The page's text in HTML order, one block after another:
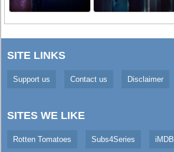
SITE LINKS
Support us Contact us Disclaimer
SITES WE LIKE
Rotten Tomatoes Subs4Series iMDB